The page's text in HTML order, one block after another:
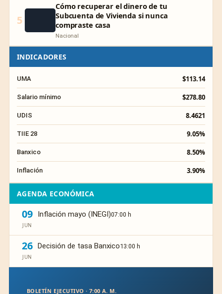
5
Cómo recuperar el dinero de tu
Subcuenta de Vivienda si nunca
compraste casa
Nacional
INDICADORES
UMA $113.14
Salario mínimo $278.80
UDIS 8.4621
TIIE 28 9.05%
Banxico 8.50%
Inflación 3.90%
AGENDA ECONÓMICA
09
JUN
Inflación mayo (INEGI)07:00 h
26
JUN
Decisión de tasa Banxico13:00 h
BOLETÍN EJECUTIVO · 7:00 A. M.